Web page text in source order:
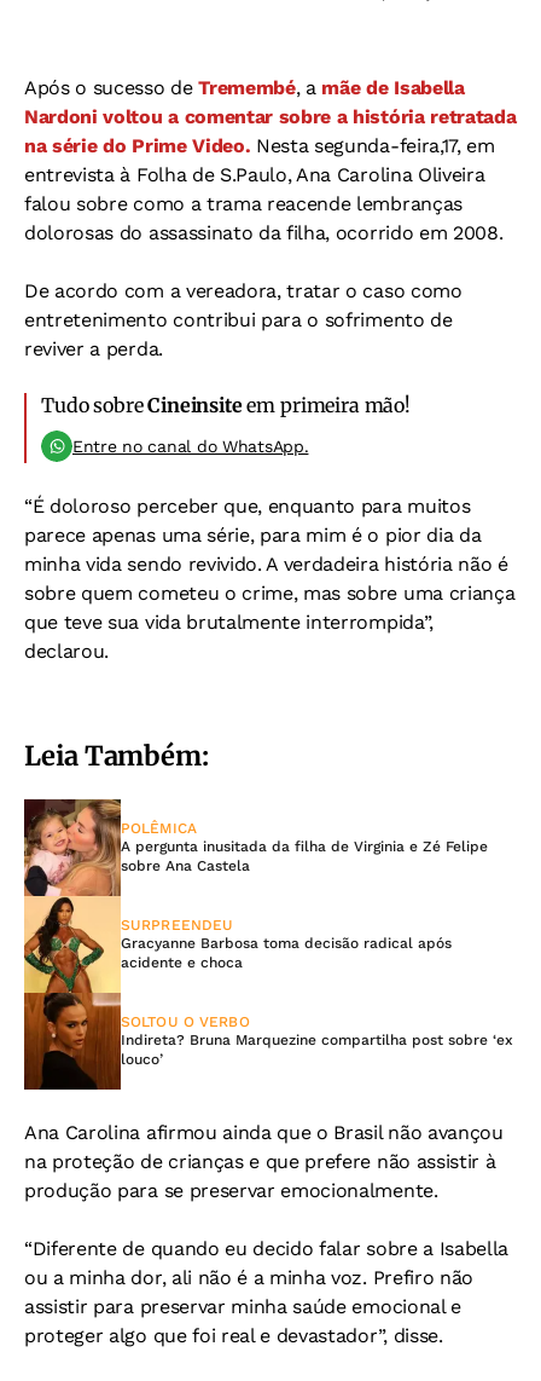
Após o sucesso deTremembé, a mãe de Isabella
Nardoni voltou a comentar sobre a história retratada
na série do Prime Video. Nesta segunda-feira,17, em
entrevista à Folha de S.Paulo, Ana Carolina Oliveira
falou sobre como a trama reacende lembranças
dolorosas do assassinato da filha, ocorrido em 2008.
De acordo com a vereadora, tratar o caso como
entretenimento contribui para o sofrimento de
reviver a perda.
Tudo sobreCineinsiteem primeira mão!
Entre no canal do WhatsApp.
“É doloroso perceber que, enquanto para muitos
parece apenas uma série, para mim é o pior dia da
minha vida sendo revivido. A verdadeira história não é
sobre quem cometeu o crime, mas sobre uma criança
que teve sua vida brutalmente interrompida”,
declarou.
Leia Também:
POLÊMICA
A pergunta inusitada da filha de Virginia e Zé Felipe
sobre Ana Castela
SURPREENDEU
Gracyanne Barbosa toma decisão radical após
acidente e choca
SOLTOU O VERBO
Indireta? Bruna Marquezine compartilha post sobre ‘ex
louco’
Ana Carolina afirmou ainda que o Brasil não avançou
na proteção de crianças e que prefere não assistir à
produção para se preservar emocionalmente.
“Diferente de quando eu decido falar sobre a Isabella
ou a minha dor, ali não é a minha voz. Prefiro não
assistir para preservar minha saúde emocional e
proteger algo que foi real e devastador”, disse.